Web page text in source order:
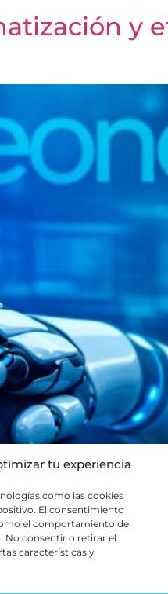
tu experiencia
como las cookies
El consentimiento
el comportamiento de
No consentir o retirar el
características y
y
en una herramienta
entorno donde la
análisis